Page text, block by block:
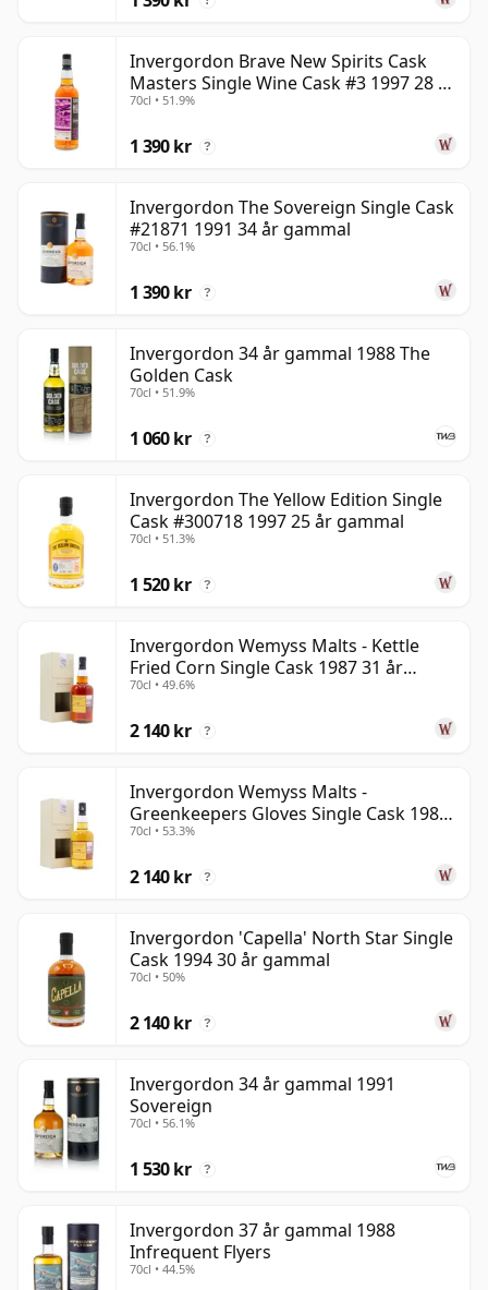
Invergordon Brave New Spirits Cask
Masters Single Wine Cask #3 1997 28 år
gammal
70cl • 51.9%
1 390 kr ?
Invergordon The Sovereign Single Cask
#21871 1991 34 år gammal
70cl • 56.1%
1 390 kr ?
Invergordon 34 år gammal 1988 The
Golden Cask
70cl • 51.9%
1 060 kr ?
Invergordon The Yellow Edition Single
Cask #300718 1997 25 år gammal
70cl • 51.3%
1 520 kr ?
Invergordon Wemyss Malts - Kettle
Fried Corn Single Cask 1987 31 år
gammal
70cl • 49.6%
2 140 kr ?
Invergordon Wemyss Malts -
Greenkeepers Gloves Single Cask 1988
31 år gammal
70cl • 53.3%
2 140 kr ?
Invergordon 'Capella' North Star Single
Cask 1994 30 år gammal
70cl • 50%
2 140 kr ?
Invergordon 34 år gammal 1991
Sovereign
70cl • 56.1%
1 530 kr ?
Invergordon 37 år gammal 1988
Infrequent Flyers
70cl • 44.5%